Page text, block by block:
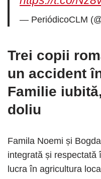
— PeriódicoCLM
Trei copii
un accident
Familie
doliu
Famila Noemi și
integrată și respectată
lucra în agricultura